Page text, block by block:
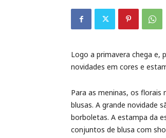
Papelaria
Logo a primavera chega e,
novidades em cores e
Para as meninas, os
blusas. A grande novidade
borboletas. A estampa da
conjuntos de blusa com